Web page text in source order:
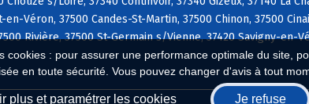
: pour assurer une performance optimale du site,
en toute sécurité. Vous pouvez changer d'avis à tout
plus et paramétrer les cookies Je refuse
en-Véron, 37500 Candes-St-Martin, 37500 Chinon, 37500
Rivière, 37500 St-Germain s/Vienne, 37420 Savigny-en-